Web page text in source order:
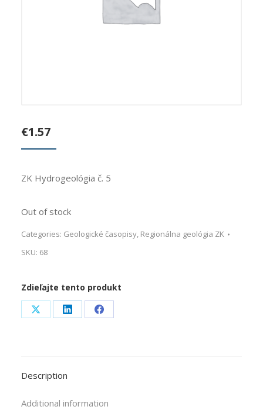
€1.57
ZK Hydrogeológia č. 5
Out of stock
Categories: Geologické časopisy, Regionálna geológia ZK
SKU: 68
Zdieľajte tento produkt
Share
X
Share
LinkedIn
Share
Facebook
Description
Additional information